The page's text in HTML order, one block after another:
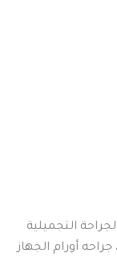
التجميلية
جراحه أورام الجهاز